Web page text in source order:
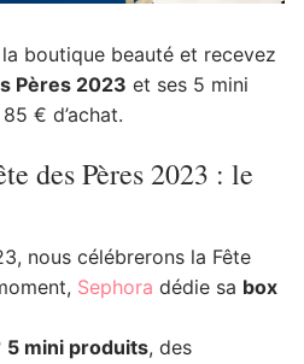
boutique beauté et recevez
Pères 2023 et ses 5 mini
€ d’achat.
des Pères 2023 : le
nous célébrerons la Fête
Sephora dédie sa box
5 mini produits, des